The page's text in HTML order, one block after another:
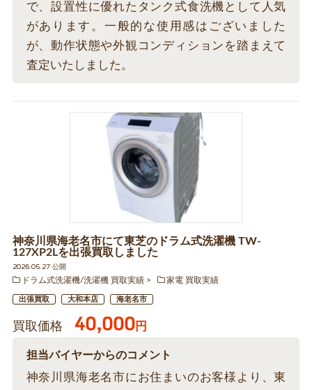
で、設置性に優れたタンク式食洗機として人気
があります。一般的な使用感はございました
が、動作状態や外観コンディションを踏まえて
査定いたしました。
神奈川県海老名市にて東芝のドラム式洗濯機 TW-
127XP2Lを出張買取しました
2026.05.27 公開
ドラム式洗濯機/洗濯機 買取実績
家電 買取実績
出張買取 大和本店 海老名市
買取価格 40,000円
担当バイヤーからのコメント
神奈川県海老名市にお住まいのお客様より、東